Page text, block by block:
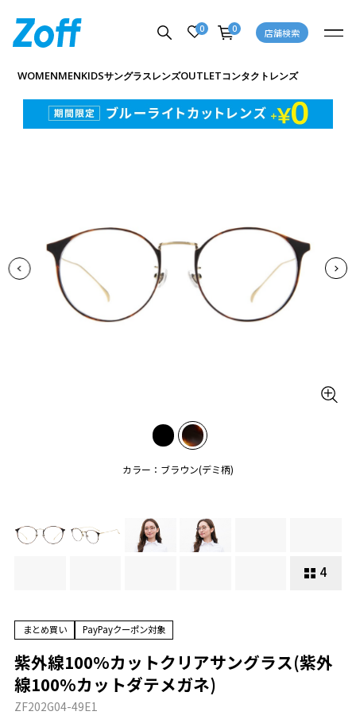
0 0 店舗検索
WOMENMENKIDSサングラスレンズOUTLETコンタクトレンズ
カラー：ブラウン(デミ柄)
4
商品詳細ページへ
まとめ買い PayPayクーポン対象
紫外線100%カットクリアサングラス(紫外
線100%カットダテメガネ)
ZF202G04-49E1